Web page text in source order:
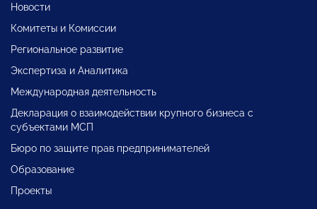
Новости
Комитеты и Комиссии
Региональное развитие
Экспертиза и Аналитика
Международная деятельность
Декларация о взаимодействии крупного бизнеса с
субъектами МСП
Бюро по защите прав предпринимателей
Образование
Проекты